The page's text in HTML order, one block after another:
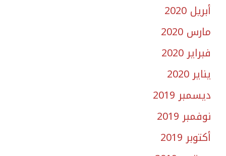
أبريل 2020
مارس 2020
فبراير 2020
يناير 2020
ديسمبر 2019
نوفمبر 2019
أكتوبر 2019